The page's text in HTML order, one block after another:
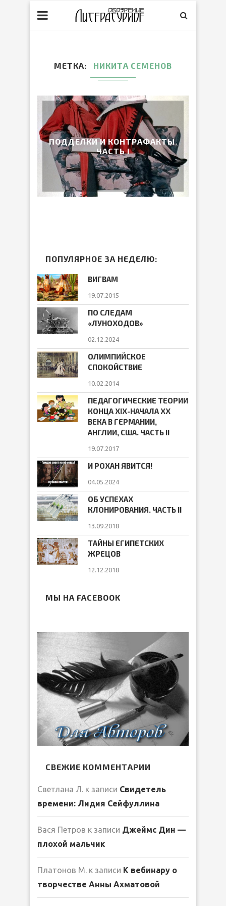
МЕТКА НИКИТА СЕМЕНОВ
ПОДДЕЛКИ И КОНТРАФАКТЫ.
ЧАСТЬ I
ПОПУЛЯРНОЕ ЗА НЕДЕЛЮ:
ВИГВАМ
19.07.2015
ПО СЛЕДАМ
«ЛУНОХОДОВ»
02.12.2024
ОЛИМПИЙСКОЕ
СПОКОЙСТВИЕ
10.02.2014
ПЕДАГОГИЧЕСКИЕ ТЕОРИИ
КОНЦА ХIХ-НАЧАЛА ХХ
ВЕКА В ГЕРМАНИИ,
АНГЛИИ, США. ЧАСТЬ II
19.07.2017
И РОХАН ЯВИТСЯ!
04.05.2024
ОБ УСПЕХАХ
КЛОНИРОВАНИЯ. ЧАСТЬ II
13.09.2018
ТАЙНЫ ЕГИПЕТСКИХ
ЖРЕЦОВ
12.12.2018
МЫ НА FACEBOOK
СВЕЖИЕ КОММЕНТАРИИ
Светлана Л. к записи Свидетель
времени: Лидия Сейфуллина
Вася Петров к записи Джеймс Дин —
плохой мальчик
Платонов М. к записи К вебинару о
творчестве Анны Ахматовой